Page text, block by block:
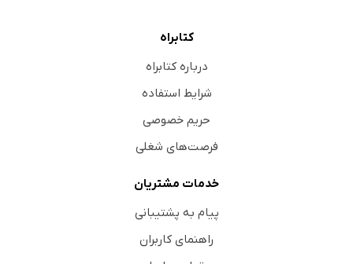
کتابراه
درباره کتابراه
شرایط استفاده
حریم خصوصی
فرصت‌های شغلی
خدمات مشتریان
پیام به پشتیبانی
راهنمای کاربران